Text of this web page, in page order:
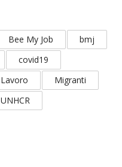
Bee My Job
bmj
covid19
Lavoro
Migranti
UNHCR